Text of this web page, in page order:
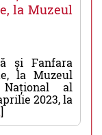
la Muzeul
și Fanfara
la Muzeul
al
2023, la
]